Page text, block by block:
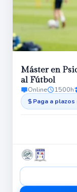
Máster en
al Fútbol
Online 1500h
Paga a plazos